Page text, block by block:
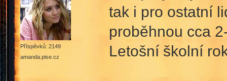
Příspěvků: 2149
amanda.pise.cz
tak i pro ostatní
proběhnou cca
Letošní školní